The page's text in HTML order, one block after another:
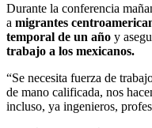
Durante la conferencia
a migrantes
temporal de un año y
trabajo a los mexicanos.
“Se necesita fuerza de
de mano calificada, nos
incluso, ya ingenieros,